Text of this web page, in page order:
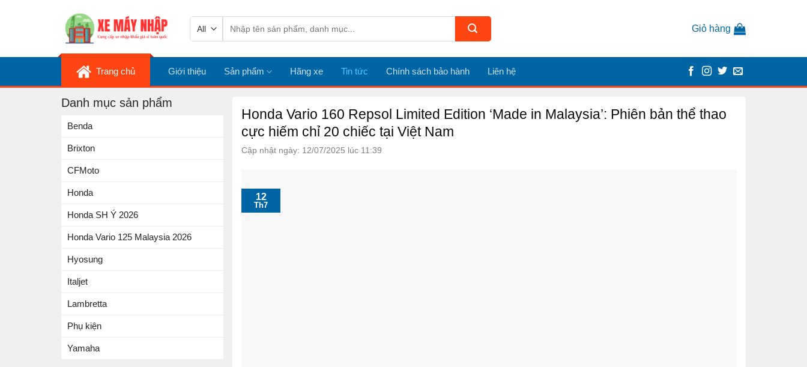
kiếm:
Giỏ hàng
Trang chủ Giới thiệu Sản phẩm Hãng xe Tin tức Chính sách bảo hành Liên hệ
Danh mục sản phẩm
Benda
Brixton
CFMoto
Honda
Honda SH Ý 2026
Honda Vario 125 Malaysia 2026
Hyosung
Italjet
Lambretta
Phụ kiện
Yamaha
Honda Vario 160 Repsol Limited Edition ‘Made in Malaysia’: Phiên bản thể thao
cực hiếm chỉ 20 chiếc tại Việt Nam
Cập nhật ngày: 12/07/2025 lúc 11:39
12
Th7